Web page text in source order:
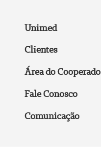
Unimed
Clientes
Área do Cooperado
Fale Conosco
Comunicação